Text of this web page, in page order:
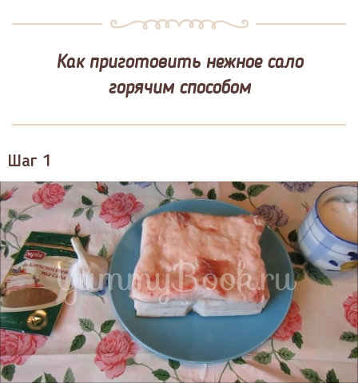
Как приготовить нежное сало
горячим способом
Шаг 1